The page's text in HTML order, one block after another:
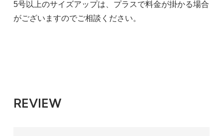
5号以上のサイズアップは、プラスで料金が掛かる場合
がございますのでご相談ください。
REVIEW